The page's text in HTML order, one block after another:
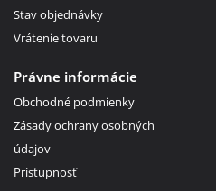
Stav objednávky
Vrátenie tovaru
Právne informácie
Obchodné podmienky
Zásady ochrany osobných
údajov
Prístupnosť